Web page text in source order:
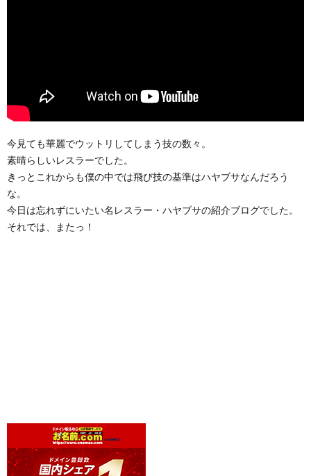
今見ても華麗でウットリしてしまう技の数々。
素晴らしいレスラーでした。
きっとこれからも僕の中では飛び技の基準はハヤブサなんだろう
な。
今日は忘れずにいたい名レスラー・ハヤブサの紹介ブログでした。
それでは、またっ！